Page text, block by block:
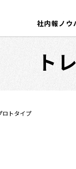
社内報ノウ
ト
ロトタイプ